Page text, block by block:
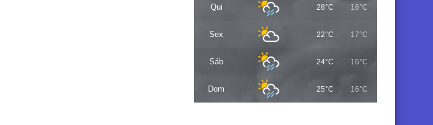
Qui 28°C 16°C
Sex 22°C 17°C
Sáb 24°C 16°C
Dom 25°C 16°C